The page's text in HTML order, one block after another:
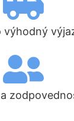
výhodný